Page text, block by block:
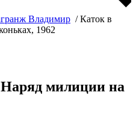
Владимир / Каток в
1962
милиции на